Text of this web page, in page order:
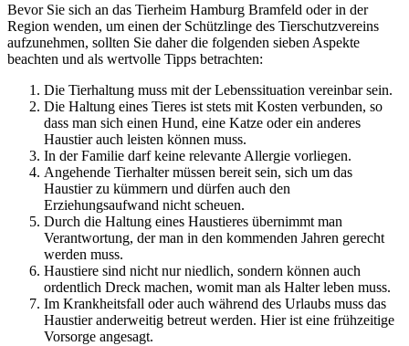
Bevor Sie sich an das Tierheim Hamburg Bramfeld oder in der
Region wenden, um einen der Schützlinge des Tierschutzvereins
aufzunehmen, sollten Sie daher die folgenden sieben Aspekte
beachten und als wertvolle Tipps betrachten:
Die Tierhaltung muss mit der Lebenssituation vereinbar sein.
Die Haltung eines Tieres ist stets mit Kosten verbunden, so
dass man sich einen Hund, eine Katze oder ein anderes
Haustier auch leisten können muss.
In der Familie darf keine relevante Allergie vorliegen.
Angehende Tierhalter müssen bereit sein, sich um das
Haustier zu kümmern und dürfen auch den
Erziehungsaufwand nicht scheuen.
Durch die Haltung eines Haustieres übernimmt man
Verantwortung, der man in den kommenden Jahren gerecht
werden muss.
Haustiere sind nicht nur niedlich, sondern können auch
ordentlich Dreck machen, womit man als Halter leben muss.
Im Krankheitsfall oder auch während des Urlaubs muss das
Haustier anderweitig betreut werden. Hier ist eine frühzeitige
Vorsorge angesagt.